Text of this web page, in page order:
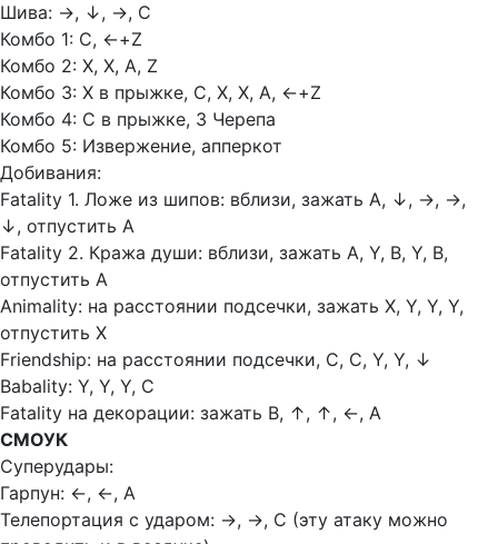
Шива: →, ↓, →, С
Комбо 1: С, ←+Z
Комбо 2: Х, Х, А, Z
Комбо 3: Х в прыжке, С, Х, Х, А, ←+Z
Комбо 4: С в прыжке, 3 Черепа
Комбо 5: Извержение, апперкот
Добивания:
Fatality 1. Ложе из шипов: вблизи, зажать А, ↓, →, →,
↓, отпустить А
Fatality 2. Кража души: вблизи, зажать А, Y, В, Y, В,
отпустить А
Animality: на расстоянии подсечки, зажать Х, Y, Y, Y,
отпустить Х
Friendship: на расстоянии подсечки, С, С, Y, Y, ↓
Babality: Y, Y, Y, С
Fatality на декорации: зажать В, ↑, ↑, ←, A
СМОУК
Суперудары:
Гарпун: ←, ←, A
Телепортация с ударом: →, →, C (эту атаку можно